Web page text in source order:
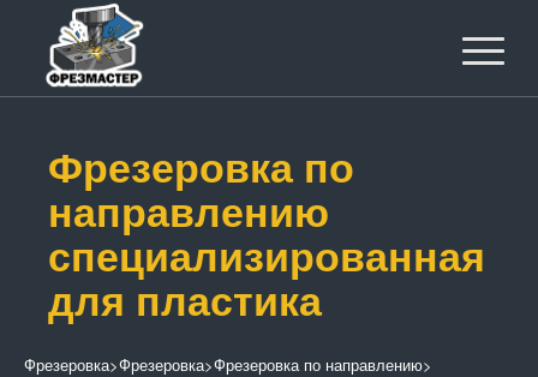
Фрезеровка по
направлению
специализированная
для пластика
Фрезеровка>Фрезеровка>Фрезеровка по направлению>